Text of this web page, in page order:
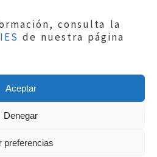
consulta la
de nuestra página
Aceptar
Denegar
preferencias
de privacidad|
El Justicia de Aragón|
Sephor Consulting